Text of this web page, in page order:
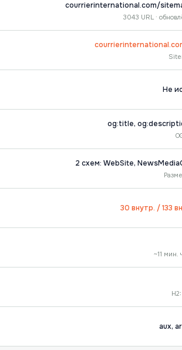
courrierinternational.com/
3043 URL ·
Не
og:title,
2 схем: WebSite,
30 внутр. / 133
~11 мин.
aux,